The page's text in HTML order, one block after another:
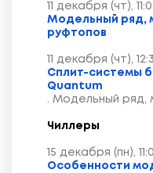
11 декабря (чт),
Модельный ряд,
руфтопов
11 декабря (чт),
Сплит-системы
Quantum
. Модельный ряд,
Чиллеры
15 декабря (пн),
Особенности